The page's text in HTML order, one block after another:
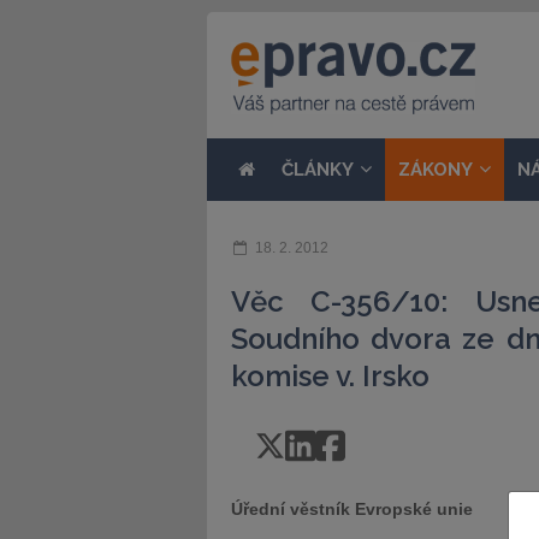
ČLÁNKY ZÁKONY
18. 2. 2012
Věc C-356/10:
Soudního dvora ze
komise v. Irsko
Úřední věstník Evropské unie